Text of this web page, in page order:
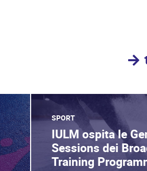
SPORT
IULM ospita le
Sessions dei
Training